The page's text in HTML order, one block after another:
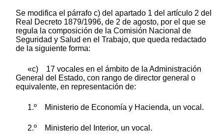
Se modifica el párrafo c) del apartado 1 del artículo 2 del
Real Decreto 1879/1996, de 2 de agosto, por el que se
regula la composición de la Comisión Nacional de
Seguridad y Salud en el Trabajo, que queda redactado
de la siguiente forma:
«c) 17 vocales en el ámbito de la Administración
General del Estado, con rango de director general o
equivalente, en representación de:
1.º Ministerio de Economía y Hacienda, un vocal.
2.º Ministerio del Interior, un vocal.